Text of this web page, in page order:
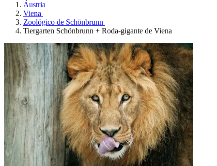
Áustria
Viena
Zoológico de Schönbrunn
Tiergarten Schönbrunn + Roda-gigante de Viena